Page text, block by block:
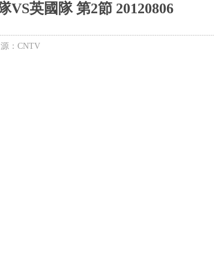
VS英國隊 第2節 20120806
源：CNTV